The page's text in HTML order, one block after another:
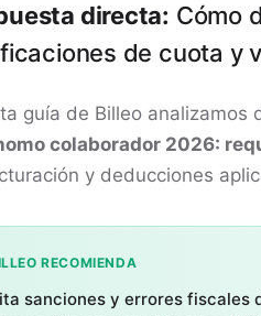
directa: Cómo
de cuota y
guía de Billeo
colaborador 2026:
y deducciones
RECOMIENDA
sanciones y errores fiscales